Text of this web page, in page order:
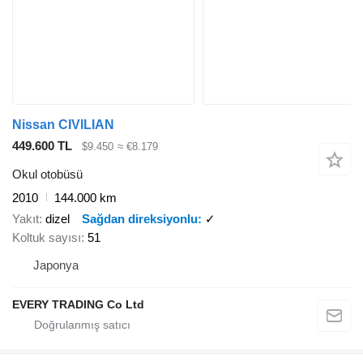
Nissan CIVILIAN
449.600 TL
$9.450 ≈ €8.179
Okul otobüsü
2010
144.000 km
Yakıt dizel Sağdan direksiyonlu
✓
Koltuk sayısı 51
Japonya
EVERY TRADING Co Ltd